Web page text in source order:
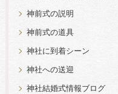
神前式の説明
神前式の道具
神社に到着シーン
神社への送迎
神社結婚式情報ブログ